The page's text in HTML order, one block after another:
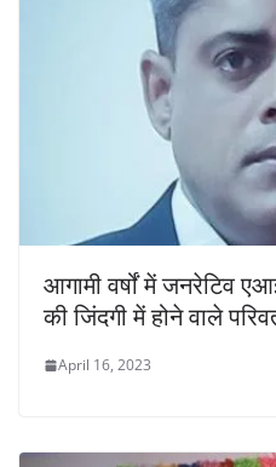
आगामी वर्षों में जनरेटिव एआई
की जिंदगी में होने वाले
April 16, 2023